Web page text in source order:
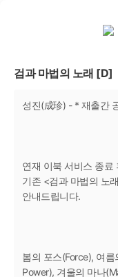
검과 마법의 노래 [D]
성진(成珍) - * 재출간
연재 이북 서비스 종료
기존 <검과 마법의 노
안내드립니다.
봄의 포스(Force), 여
Power), 겨울의 마나